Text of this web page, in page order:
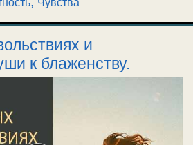
и
к блаженству.